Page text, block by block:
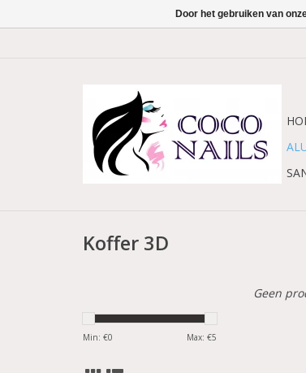
Koffer 3D
Min: €0 Max: €5
Geen
Door het gebruiken van